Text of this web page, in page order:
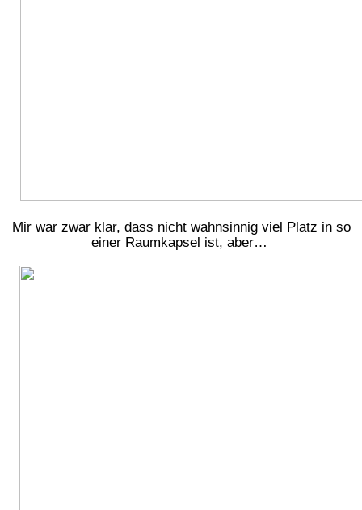
Mir war zwar klar, dass nicht wahnsinnig viel Platz in so
einer Raumkapsel ist, aber…